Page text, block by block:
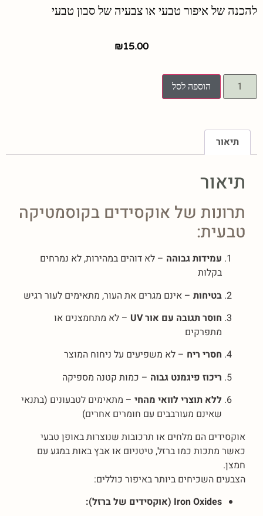
להכנה של איפור טבעי או צבעיה של סבון טבעי
₪15.00
הוספה לסל
תיאור
תיאור
תרונות של אוקסידים בקוסמטיקה
טבעית:
עמידות גבוהה – לא דוהים במהירות, לא נמרחים
בקלות
בטיחות – אינם מגרים את העור, מתאימים לעור רגיש
חוסר תגובה עם אור UV
– לא מתחמצנים או
מתפרקים
חסרי ריח – לא משפיעים על ניחוח המוצר
ריכוז פיגמנט גבוה – כמות קטנה מספיקה
ללא תוצרי לוואי מהחי – מתאימים לטבעונים (בתנאי
שאינם מעורבבים עם חומרים אחרים)
אוקסידים הם מלחים או תרכובות שנוצרות באופן טבעי
כאשר מתכות כמו ברזל, טיטניום או אבץ באות במגע עם
חמצן.
הצבעים השכיחים ביותר באיפור כוללים:
Iron Oxides (אוקסידים של ברזל):